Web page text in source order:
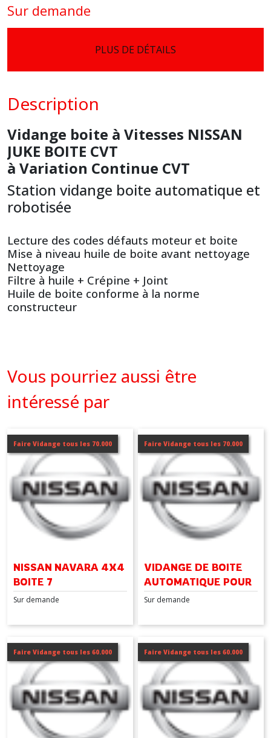
Sur demande
PLUS DE DÉTAILS
Description
Vidange boite à Vitesses NISSAN
JUKE BOITE CVT
à Variation Continue CVT
Station vidange boite automatique et
robotisée
Lecture des codes défauts moteur et boite
Mise à niveau huile de boite avant nettoyage
Nettoyage
Filtre à huile + Crépine + Joint
Huile de boite conforme à la norme
constructeur
Vous pourriez aussi être
intéressé par
Faire Vidange tous les 70.000
NISSAN NAVARA 4X4
BOITE 7
Sur demande
Faire Vidange tous les 70.000
VIDANGE DE BOITE
AUTOMATIQUE POUR
NISSAN PATHFINDER
Sur demande
Faire Vidange tous les 60.000 Faire Vidange tous les 60.000